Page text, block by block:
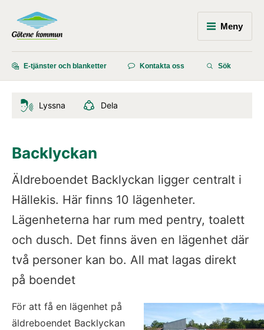
Meny
E-tjänster och blanketter Kontakta oss Sök
Lyssna Dela
Backlyckan
Äldreboendet Backlyckan ligger centralt i
Hällekis. Här finns 10 lägenheter.
Lägenheterna har rum med pentry, toalett
och dusch. Det finns även en lägenhet där
två personer kan bo. All mat lagas direkt
på boendet
För att få en lägenhet på
äldreboendet Backlyckan